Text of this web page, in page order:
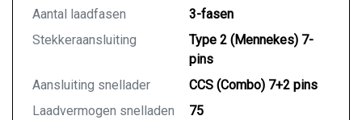
uw aanvullende vragen.
Aantal laadfasen
3-fasen
Stekkeraansluiting
Type 2 (Mennekes) 7-
pins
Aansluiting snellader
CCS (Combo) 7+2 pins
Laadvermogen snelladen
75